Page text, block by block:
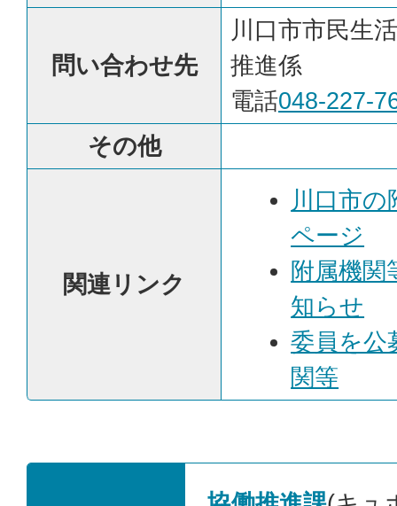
問い合わせ先
川口市市民生
推進係
電話048-227-
その他
関連リンク
川口市の
ページ
附属機関
知らせ
委員を公
関等